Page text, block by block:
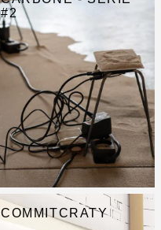
#2
COMMITCRATY